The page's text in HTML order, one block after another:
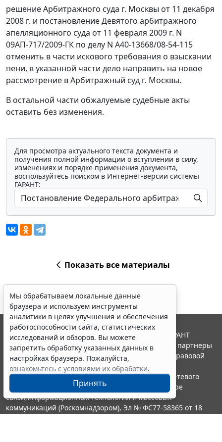
решение Арбитражного суда г. Москвы от 11 декабря
2008 г. и постановлениеДевятого арбитражного
апелляционного суда от 11 февраля 2009 г. N
09АП-717/2009-ГК по делу N А40-13668/08-54-115
отменить в части искового требования о взыскании
пени, в указанной части дело направить на новое
рассмотрение в Арбитражный суд г. Москвы.
В остальной части обжалуемые судебные акты
оставить без изменения.
Для просмотра актуального текста документа и
получения полной информации о вступлении в силу,
изменениях и порядке применения документа,
воспользуйтесь поиском в Интернет-версии системы
ГАРАНТ:
Показать все материалы
Мы обрабатываем локальные данные
браузера и используем инструменты
аналитики в целях улучшения и обеспечения
работоспособности сайта, статистических
исследований и обзоров. Вы можете
запретить обработку указанных данных в
настройках браузера. Пожалуйста,
ознакомьтесь с условиями их обработки.
Принять
© ООО "НПП "ГАРАНТ-СЕРВИС", 2026. Система ГАРАНТ
выпускается с 1990 года. Компания "Гарант" и ее партнеры
являются участниками Российской ассоциации правовой
информации ГАРАНТ.
Портал ГАРАНТ.РУ зарегистрирован в качестве сетевого
издания Федеральной службой по надзору в сфере
связи,информационных технологий и массовых
коммуникаций (Роскомнадзором), Эл № ФС77-58365 от 18